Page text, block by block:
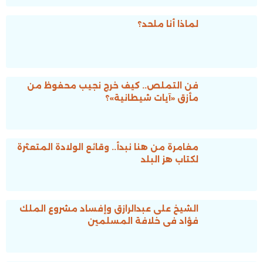
لماذا أنا ملحد؟
فن التملص.. كيف خرج نجيب محفوظ من
مأزق «آيات شيطانية»؟
مغامرة من هنا نبدأ.. وقائع الولادة المتعثرة
لكتاب هز البلد
الشيخ على عبدالرازق وإفساد مشروع الملك
فؤاد فى خلافة المسلمين